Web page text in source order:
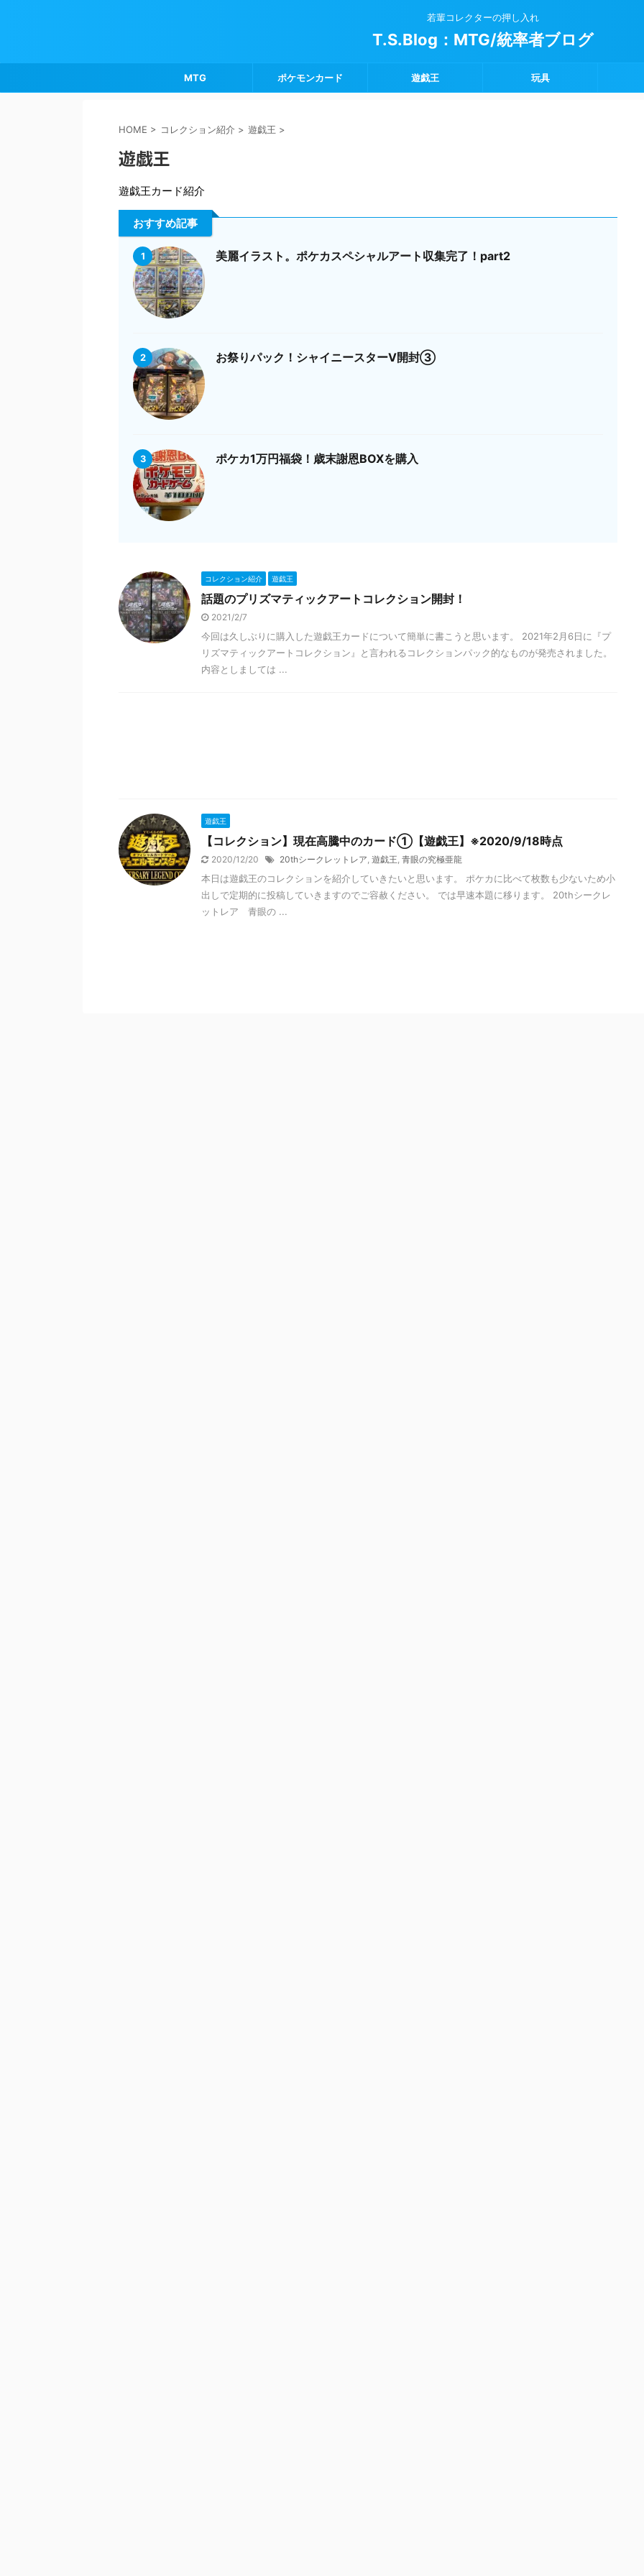
若輩コレクターの押し入れ
T.S.Blog：MTG/統率者ブログ
MTG ポケモンカード 遊戯王 玩具
HOME > コレクション紹介 > 遊戯王 >
遊戯王
遊戯王カード紹介
おすすめ記事
1 美麗イラスト。ポケカスペシャルアート収集完了！part2
2 お祭りパック！シャイニースターV開封③
3 ポケカ1万円福袋！歳末謝恩BOXを購入
コレクション紹介 遊戯王
話題のプリズマティックアートコレクション開封！
2021/2/7
今回は久しぶりに購入した遊戯王カードについて簡単に書こうと思います。 2021年2月6日に『プ
リズマティックアートコレクション』と言われるコレクションパック的なものが発売されました。
内容としましては ...
遊戯王
【コレクション】現在高騰中のカード①【遊戯王】※2020/9/18時点
2020/12/20 20thシークレットレア, 遊戯王, 青眼の究極亜龍
本日は遊戯王のコレクションを紹介していきたいと思います。 ポケカに比べて枚数も少ないため小
出しで定期的に投稿していきますのでご容赦ください。 では早速本題に移ります。 20thシークレ
ットレア 青眼の ...